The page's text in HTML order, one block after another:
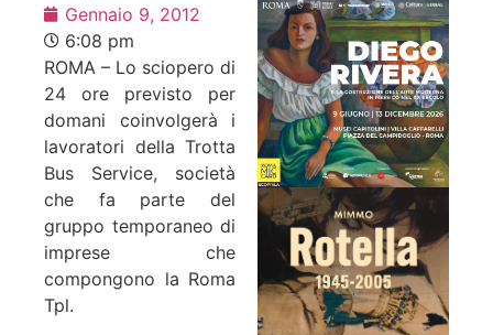
Gennaio 9, 2012
6:08 pm
ROMA – Lo sciopero di
24 ore previsto per
domani coinvolgerà i
lavoratori della Trotta
Bus Service, società
che fa parte del
gruppo temporaneo di
imprese che
compongono la Roma
Tpl.